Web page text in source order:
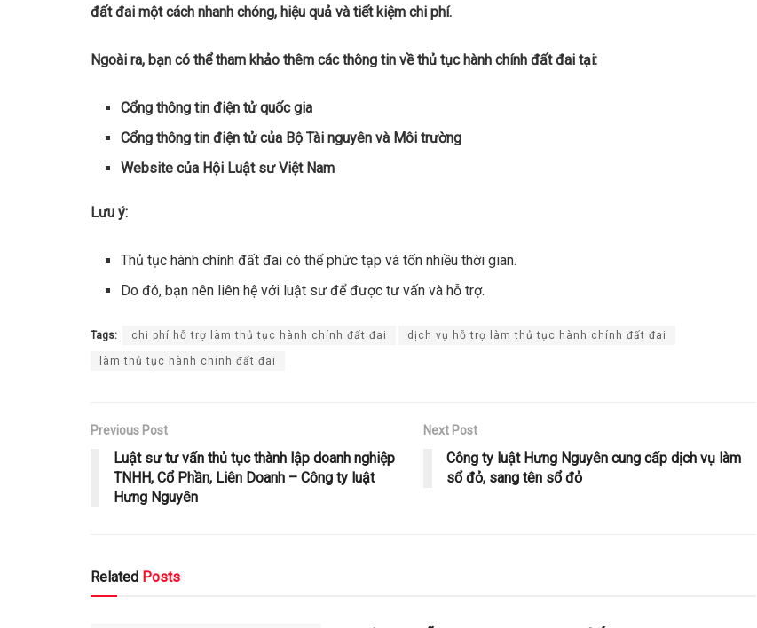
đất đai một cách nhanh chóng, hiệu quả và tiết kiệm chi phí.
Ngoài ra, bạn có thể tham khảo thêm các thông tin về thủ tục hành chính đất đai tại:
Cổng thông tin điện tử quốc gia
Cổng thông tin điện tử của Bộ Tài nguyên và Môi trường
Website của Hội Luật sư Việt Nam
Lưu ý:
Thủ tục hành chính đất đai có thể phức tạp và tốn nhiều thời gian.
Do đó, bạn nên liên hệ với luật sư để được tư vấn và hỗ trợ.
Tags: chi phí hỗ trợ làm thủ tục hành chính đất đai dịch vụ hỗ trợ làm thủ tục hành chính đất đai
làm thủ tục hành chính đất đai
Previous Post
Luật sư tư vấn thủ tục thành lập doanh nghiệp
TNHH, Cổ Phần, Liên Doanh – Công ty luật
Hưng Nguyên
Next Post
Công ty luật Hưng Nguyên cung cấp dịch vụ làm
sổ đỏ, sang tên sổ đỏ
Related Posts